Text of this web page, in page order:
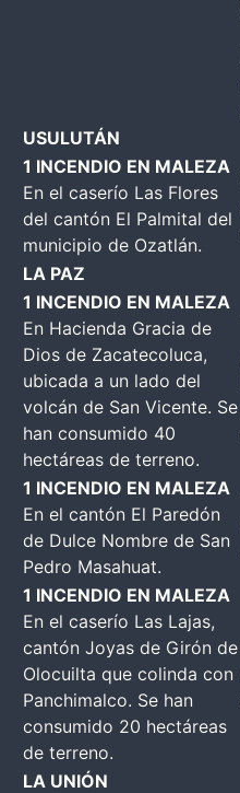
USULUTÁN
1 INCENDIO EN MALEZA
En el caserío Las Flores
del cantón El Palmital del
municipio de Ozatlán.
LA PAZ
1 INCENDIO EN MALEZA
En Hacienda Gracia de
Dios de Zacatecoluca,
ubicada a un lado del
volcán de San Vicente. Se
han consumido 40
hectáreas de terreno.
1 INCENDIO EN MALEZA
En el cantón El Paredón
de Dulce Nombre de San
Pedro Masahuat.
1 INCENDIO EN MALEZA
En el caserío Las Lajas,
cantón Joyas de Girón de
Olocuilta que colinda con
Panchimalco. Se han
consumido 20 hectáreas
de terreno.
LA UNIÓN